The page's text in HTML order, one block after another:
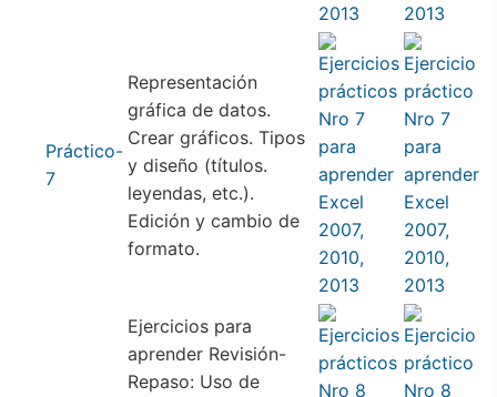
Práctico-
7
Representación
gráfica de datos.
Crear gráficos. Tipos
y diseño (títulos.
leyendas, etc.).
Edición y cambio de
formato.
Ejercicios para
aprender Revisión-
Repaso: Uso de